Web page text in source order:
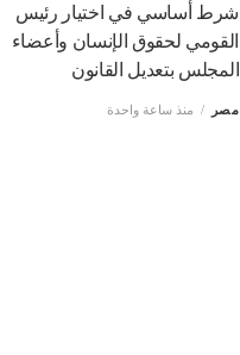
شرط أساسي في اختيار رئيس
القومي لحقوق الإنسان وأعضاء
المجلس بتعديل القانون
مصر منذ ساعة واحدة